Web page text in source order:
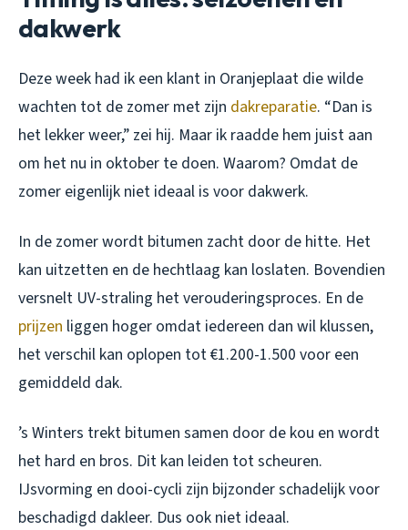
dakwerk
Deze week had ik een klant in Oranjeplaat die wilde
wachten tot de zomer met zijn dakreparatie. “Dan is
het lekker weer,” zei hij. Maar ik raadde hem juist aan
om het nu in oktober te doen. Waarom? Omdat de
zomer eigenlijk niet ideaal is voor dakwerk.
In de zomer wordt bitumen zacht door de hitte. Het
kan uitzetten en de hechtlaag kan loslaten. Bovendien
versnelt UV-straling het verouderingsproces. En de
prijzen liggen hoger omdat iedereen dan wil klussen,
het verschil kan oplopen tot €1.200-1.500 voor een
gemiddeld dak.
’s Winters trekt bitumen samen door de kou en wordt
het hard en bros. Dit kan leiden tot scheuren.
IJsvorming en dooi-cycli zijn bijzonder schadelijk voor
beschadigd dakleer. Dus ook niet ideaal.